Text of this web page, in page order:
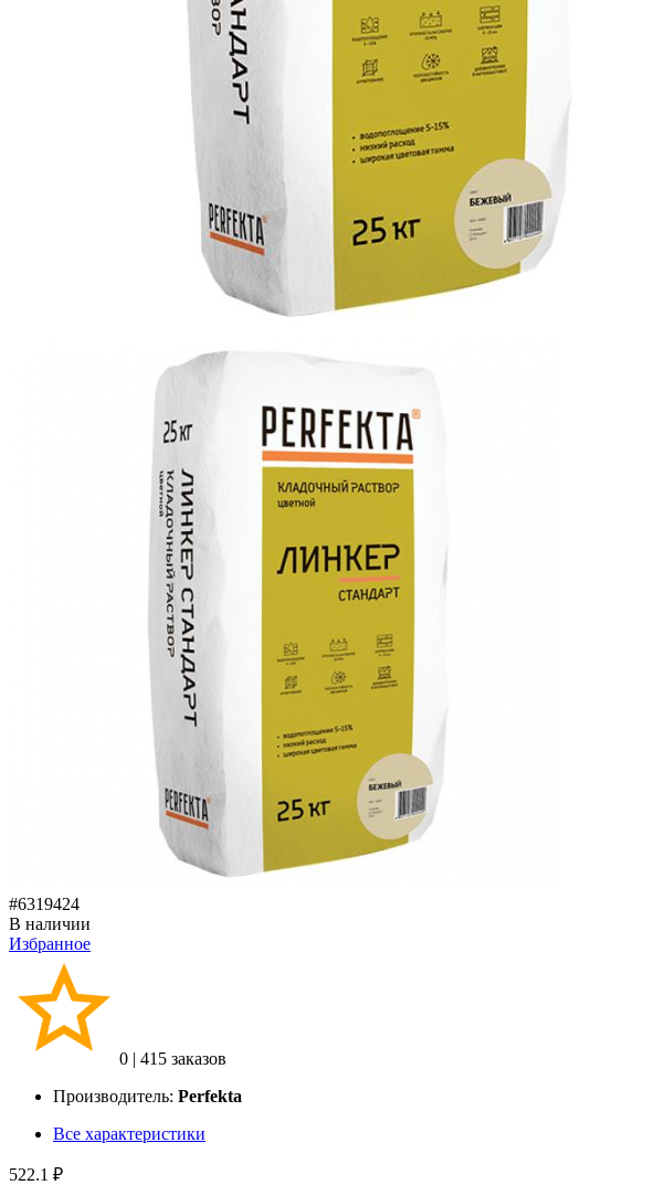
#6319424
В наличии
Избранное
0 | 415 заказов
Производитель: Perfekta
Все характеристики
522.1 ₽